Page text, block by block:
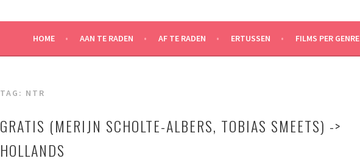
HOME AAN TE RADEN AF TE RADEN ERTUSSEN FILMS PER GENRE
TAG: NTR
GRATIS (MERIJN SCHOLTE-ALBERS, TOBIAS SMEETS) ->
HOLLANDS